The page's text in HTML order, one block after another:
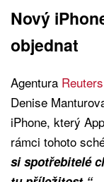
Nový
objednat
Agentura Reuters
Denise
iPhone, který
rámci tohoto
si spotřebitelé